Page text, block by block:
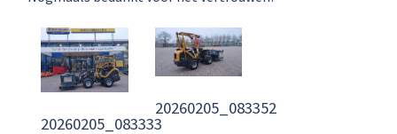
20260205_083333
20260205_083352